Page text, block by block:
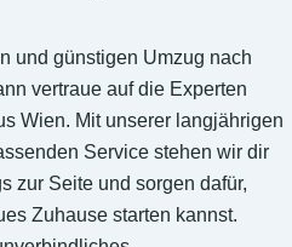
und günstigen Umzug nach
vertraue auf die Experten
Wien. Mit unserer langjährigen
Service stehen wir dir
zur Seite und sorgen dafür,
Zuhause starten kannst.